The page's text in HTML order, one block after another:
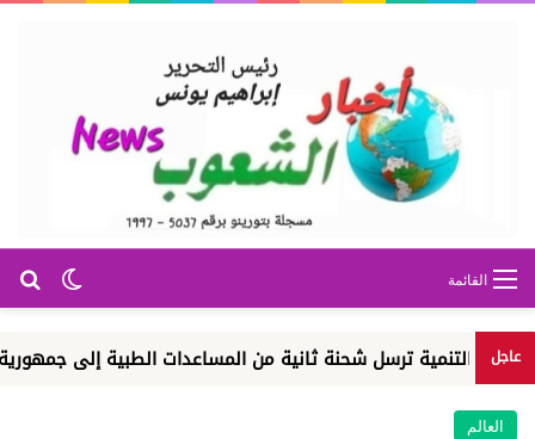
الوضع القائمة
عاجل ترسل شحنة ثانية من المساعدات الطبية إلى جمهورية
العالم